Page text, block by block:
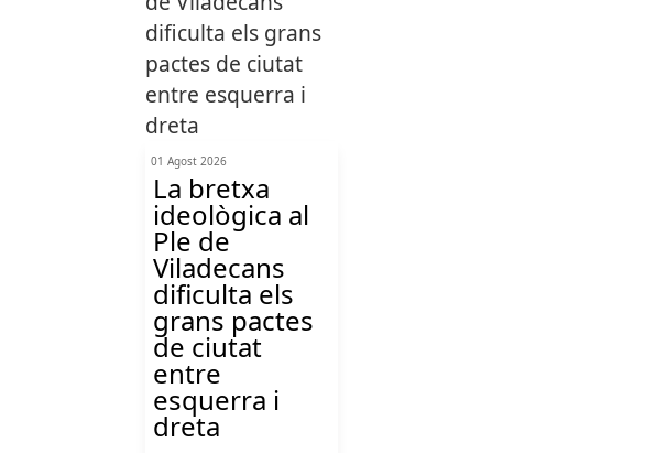
01 Agost 2026
La bretxa
ideològica al
Ple de
Viladecans
dificulta els
grans pactes
de ciutat
entre
esquerra i
dreta